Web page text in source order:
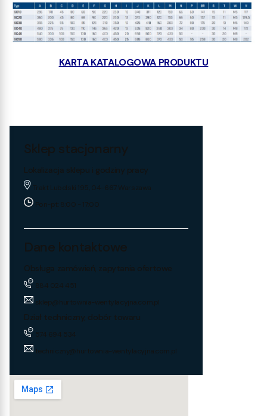
KARTA KATALOGOWA PRODUKTU
Sklep stacjonarny
Lokalizacja sklepu i godziny pracy
Trakt Lubelski 195, 04-667 Warszawa
Pon-pt: 8:00 - 17:00
Dane kontaktowe
Obsługa zamówień, zapytania ofertowe
884 024 451
sklep@hurtownia-wentylacyjna.com.pl
Dział techniczny, dobór towaru
574 694 534
techniczny@hurtownia-wentylacyjna.com.pl